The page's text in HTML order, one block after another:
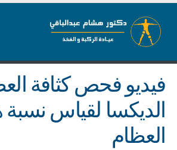
فيديو فحص كثافة
الديكسا لقياس
العظام